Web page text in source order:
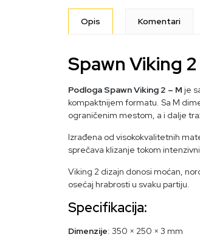
Opis Komentari
Spawn Viking
Podloga Spawn Viking 2 – M je
kompaktnijem formatu. Sa M
ograničenim mestom, a i dalje
Izrađena od visokokvalitetnih
sprečava klizanje tokom
Viking 2 dizajn donosi moćan,
osećaj hrabrosti u svaku partiju.
Specifikacija:
Dimenzije: 350 × 250 × 3 mm